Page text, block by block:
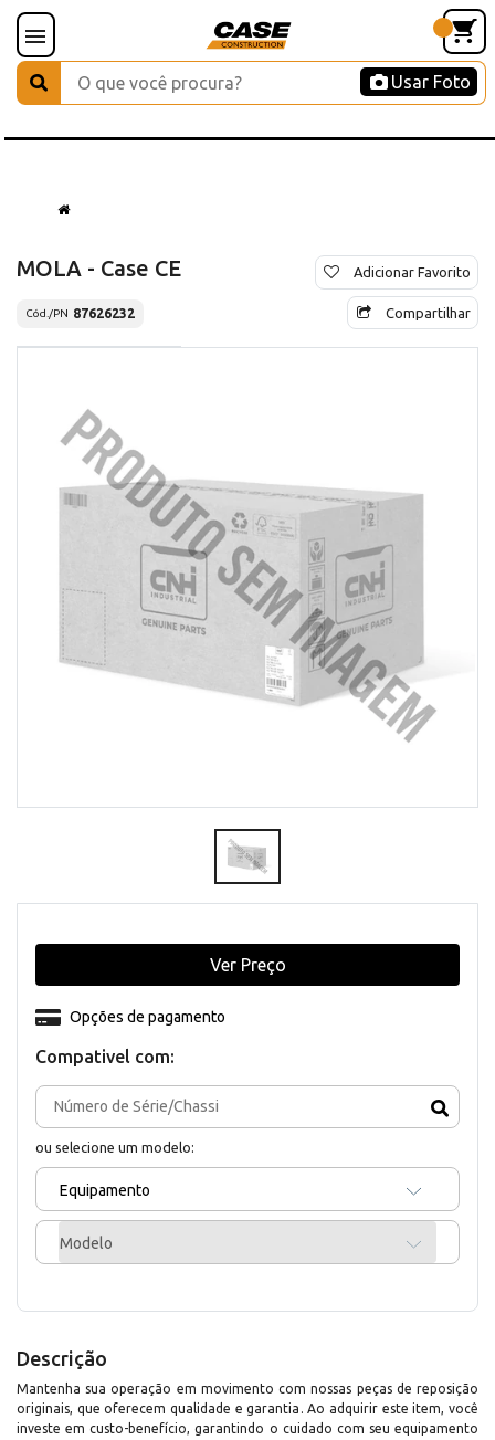
Usar Foto
MOLA - Case CE
Cód./PN 87626232
Adicionar Favorito
Compartilhar
Compativel com:
ou selecione um modelo:
Equipamento
Modelo
Opções de pagamento
Ver Preço
Descrição
Mantenha sua operação em movimento com nossas peças de reposição
originais, que oferecem qualidade e garantia. Ao adquirir este item, você
investe em custo-benefício, garantindo o cuidado com seu equipamento